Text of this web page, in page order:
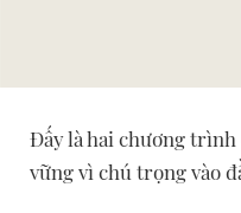
Đấy là hai chương
vững vì chú trọng vào